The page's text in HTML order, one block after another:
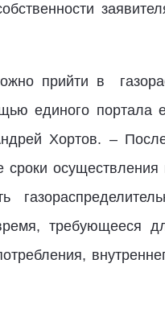
прийти в
единого портала
Хортов. – После
требующееся